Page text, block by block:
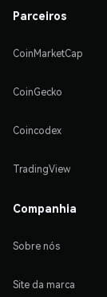
Parceiros
CoinMarketCap
CoinGecko
Coincodex
TradingView
Companhia
Sobre nós
Site da marca